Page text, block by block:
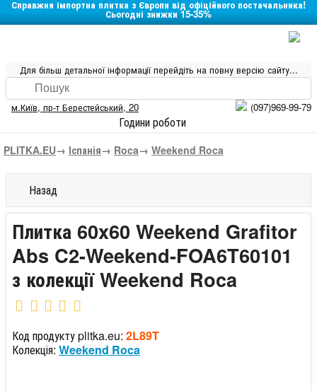
Справжня імпортна плитка з Європи від офіційного постачальника!
Сьогодні знижки 15-35%
Для більш детальної інформації перейдіть на повну версію сайту...
м.Київ, пр-т Берестейський, 20 (097)969-99-79
Години роботи
PLITKA.EU→ Іспанія→ Roca→ Weekend Roca
Назад
Плитка 60x60 Weekend Grafitor
Abs C2-Weekend-FOA6T60101
з колекції Weekend Roca
Код продукту plitka.eu: 2L89T
Колекція: Weekend Roca